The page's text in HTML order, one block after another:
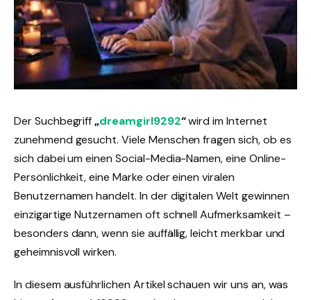
Der Suchbegriff„dreamgirl9292“wird im Internet
zunehmend gesucht. Viele Menschen fragen sich, ob es
sich dabei um einen Social-Media-Namen, eine Online-
Persönlichkeit, eine Marke oder einen viralen
Benutzernamen handelt. In der digitalen Welt gewinnen
einzigartige Nutzernamen oft schnell Aufmerksamkeit –
besonders dann, wenn sie auffällig, leicht merkbar und
geheimnisvoll wirken.
In diesem ausführlichen Artikel schauen wir uns an, was